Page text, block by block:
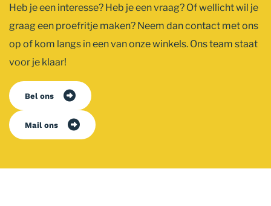
Heb je een interesse? Heb je een vraag? Of wellicht wil je
graag een proefritje maken? Neem dan contact met ons
op of kom langs in een van onze winkels. Ons team staat
voor je klaar!
Bel ons
Mail ons